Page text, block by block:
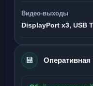
Видео-выходы
DisplayPort x3, USB
💾 Оперативная